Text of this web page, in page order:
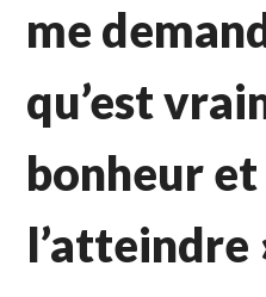
me
qu’est
bonheur
l’atteindre